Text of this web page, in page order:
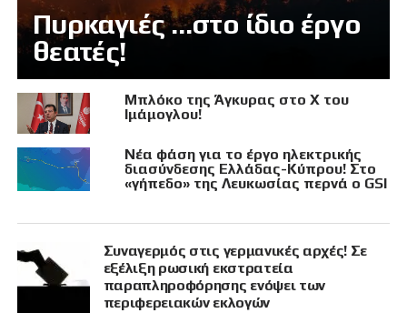
Πυρκαγιές …στο ίδιο έργο
θεατές!
Μπλόκο της Άγκυρας στο X του
Ιμάμογλου!
Νέα φάση για το έργο ηλεκτρικής
διασύνδεσης Ελλάδας-Κύπρου! Στο
«γήπεδο» της Λευκωσίας περνά ο GSI
Συναγερμός στις γερμανικές αρχές! Σε
εξέλιξη ρωσική εκστρατεία
παραπληροφόρησης ενόψει των
περιφερειακών εκλογών